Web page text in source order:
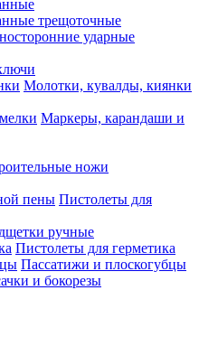
трещоточные
ударные
Молотки, кувалды, киянки
Маркеры, карандаши и
ножи
Пистолеты для
ручные
Пистолеты для герметика
Пассатижи и плоскогубцы
и бокорезы